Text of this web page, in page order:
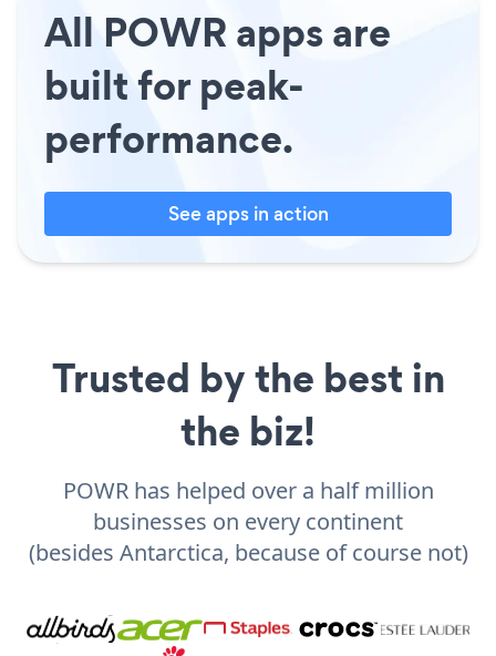
All POWR apps are
built for peak-
performance.
See apps in action
Trusted by the best in
the biz!
POWR has helped over a half million
businesses on every continent
(besides Antarctica, because of course not)